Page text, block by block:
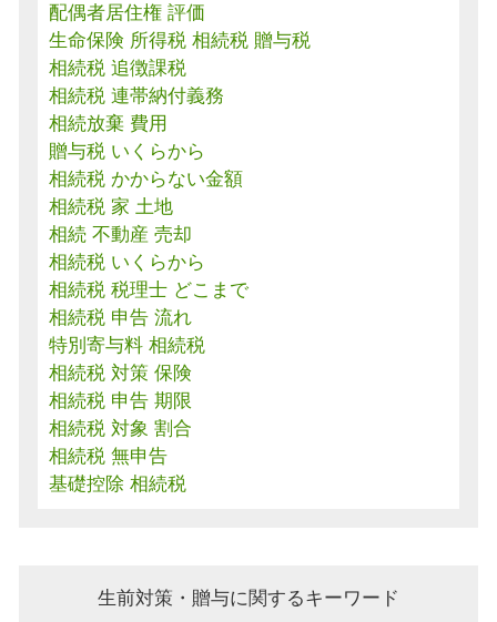
配偶者居住権 評価
生命保険 所得税 相続税 贈与税
相続税 追徴課税
相続税 連帯納付義務
相続放棄 費用
贈与税 いくらから
相続税 かからない金額
相続税 家 土地
相続 不動産 売却
相続税 いくらから
相続税 税理士 どこまで
相続税 申告 流れ
特別寄与料 相続税
相続税 対策 保険
相続税 申告 期限
相続税 対象 割合
相続税 無申告
基礎控除 相続税
生前対策・贈与に関するキーワード